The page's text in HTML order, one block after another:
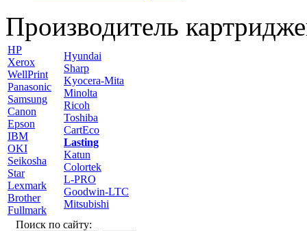
Производитель
HP
Xerox
WellPrint
Panasonic
Samsung
Canon
Epson
IBM
OKI
Seikosha
Star
Lexmark
Brother
Fullmark
Hyundai
Sharp
Kyocera-Mita
Minolta
Ricoh
Toshiba
CartEco
Lasting
Katun
Colortek
L-PRO
Goodwin-LTC
Mitsubishi
Поиск по сайту: